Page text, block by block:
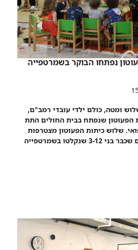
נפתחו הבוקר בשמרטפייה
שלוש ומטה, כולם ילדי עובדי רמב"ם,
הפעוטון שנפתח בבית החולים התת
שלוש כיתות הפעוטון מצטרפות
לכ-450 מילדי העובדים שכבר בני 3-12 שנקלטו בשמרטפייה